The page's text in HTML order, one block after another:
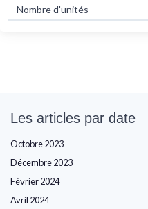
Nombre d'unités
Les articles par date
Octobre 2023
Décembre 2023
Février 2024
Avril 2024